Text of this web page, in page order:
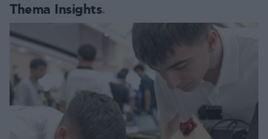
Thema Insights